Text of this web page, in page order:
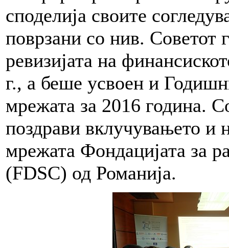
споделија своите
поврзани со нив. Советот
ревизијата на
г., а беше усвоен и
мрежата за 2016 година.
поздрави вклучувањето и
мрежата Фондацијата за
(FDSC) од Романија.